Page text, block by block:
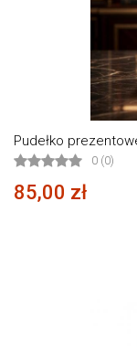
Pudełko
0 (0)
85,00 zł